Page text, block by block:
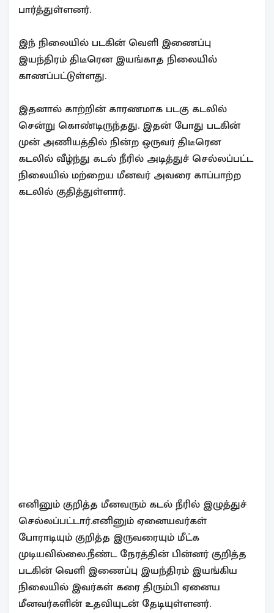
பார்த்துள்ளனர்.
இந் நிலையில் படகின் வெளி இணைப்பு
இயந்திரம் திடீரென இயங்காத நிலையில்
காணப்பட்டுள்ளது.
இதனால் காற்றின் காரணமாக படகு கடலில்
சென்று கொண்டிருந்தது. இதன் போது படகின்
முன் அணியத்தில் நின்ற ஒருவர் திடீரென
கடலில் வீழ்ந்து கடல் நீரில் அடித்துச் செல்லப்பட்ட
நிலையில் மற்றைய மீனவர் அவரை காப்பாற்ற
கடலில் குதித்துள்ளார்.
எனினும் குறித்த மீனவரும் கடல் நீரில் இழுத்துச்
செல்லப்பட்டார்.எனினும் ஏனையவர்கள்
போராடியும் குறித்த இருவரையும் மீட்க
முடியவில்லை.நீண்ட நேரத்தின் பின்னர் குறித்த
படகின் வெளி இணைப்பு இயந்திரம் இயங்கிய
நிலையில் இவர்கள் கரை திரும்பி ஏனைய
மீனவர்களின் உதவியுடன் தேடியுள்ளனர்.